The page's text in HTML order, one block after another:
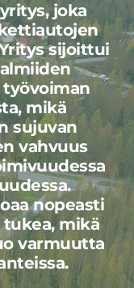
joka
sijoittui
mikä
sujuvan
vahvuus
nopeasti
tukea, mikä
varmuutta